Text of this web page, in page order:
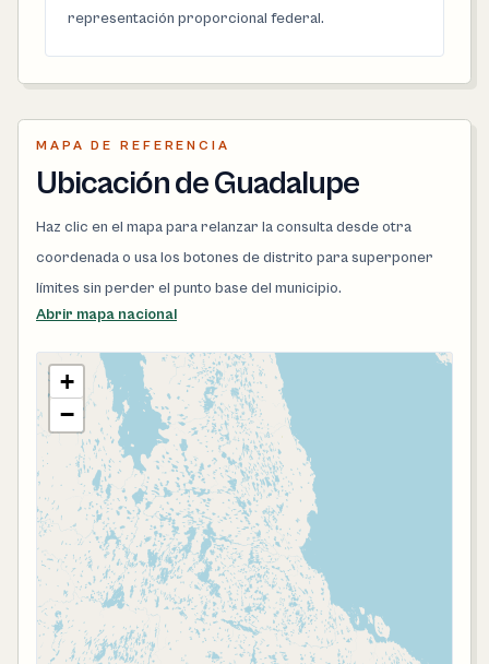
representación proporcional federal.
MAPA DE REFERENCIA
Ubicación de Guadalupe
Haz clic en el mapa para relanzar la consulta desde otra
coordenada o usa los botones de distrito para superponer
límites sin perder el punto base del municipio.
Abrir mapa nacional
+
−